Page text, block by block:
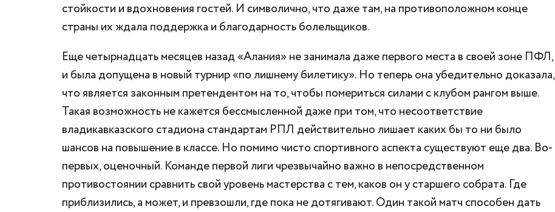
стойкости и вдохновения гостей. И символично, что даже там, на противоположном конце
страны их ждала поддержка и благодарность болельщиков.
Еще четырнадцать месяцев назад «Алания» не занимала даже первого места в своей зоне ПФЛ,
и была допущена в новый турнир «по лишнему билетику». Но теперь она убедительно доказала,
что является законным претендентом на то, чтобы помериться силами с клубом рангом выше.
Такая возможность не кажется бессмысленной даже при том, что несоответствие
владикавказского стадиона стандартам РПЛ действительно лишает каких бы то ни было
шансов на повышение в классе. Но помимо чисто спортивного аспекта существуют еще два. Во-
первых, оценочный. Команде первой лиги чрезвычайно важно в непосредственном
противостоянии сравнить свой уровень мастерства с тем, каков он у старшего собрата. Где
приблизились, а может, и превзошли, где пока не дотягивают. Один такой матч способен дать